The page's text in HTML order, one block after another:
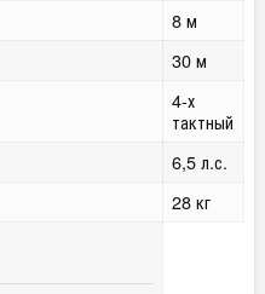
8 м
30 м
4-х
тактный
6,5 л.с.
28 кг